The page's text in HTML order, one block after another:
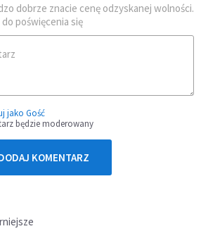
dobrze znacie cenę odzyskanej wolności.
poświęcenia się
jako Gość
będzie moderowany
KOMENTARZ